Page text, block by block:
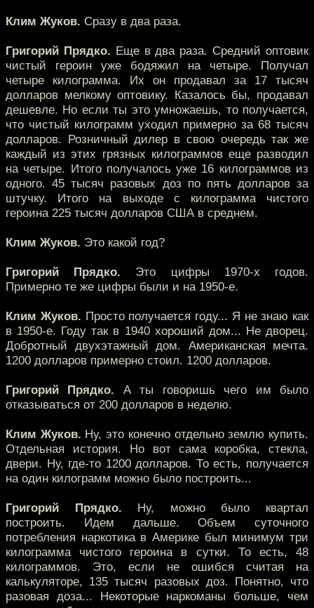
Клим Жуков. Сразу в два раза.
Григорий Прядко. Еще в два раза. Средний оптовик
чистый героин уже бодяжил на четыре. Получал
четыре килограмма. Их он продавал за 17 тысяч
долларов мелкому оптовику. Казалось бы, продавал
дешевле. Но если ты это умножаешь, то получается,
что чистый килограмм уходил примерно за 68 тысяч
долларов. Розничный дилер в свою очередь так же
каждый из этих грязных килограммов еще разводил
на четыре. Итого получалось уже 16 килограммов из
одного. 45 тысяч разовых доз по пять долларов за
штучку. Итого на выходе с килограмма чистого
героина 225 тысяч долларов США в среднем.
Клим Жуков. Это какой год?
Григорий Прядко. Это цифры 1970-х годов.
Примерно те же цифры были и на 1950-е.
Клим Жуков. Просто получается году... Я не знаю как
в 1950-е. Году так в 1940 хороший дом... Не дворец.
Добротный двухэтажный дом. Американская мечта.
1200 долларов примерно стоил. 1200 долларов.
Григорий Прядко. А ты говоришь чего им было
отказываться от 200 долларов в неделю.
Клим Жуков. Ну, это конечно отдельно землю купить.
Отдельная история. Но вот сама коробка, стекла,
двери. Ну, где-то 1200 долларов. То есть, получается
на один килограмм можно было построить...
Григорий Прядко. Ну, можно было квартал
построить. Идем дальше. Объем суточного
потребления наркотика в Америке был минимум три
килограмма чистого героина в сутки. То есть, 48
килограммов. Это, если не ошибся считая на
калькуляторе, 135 тысяч разовых доз. Понятно, что
разовая доза... Некоторые наркоманы больше, чем